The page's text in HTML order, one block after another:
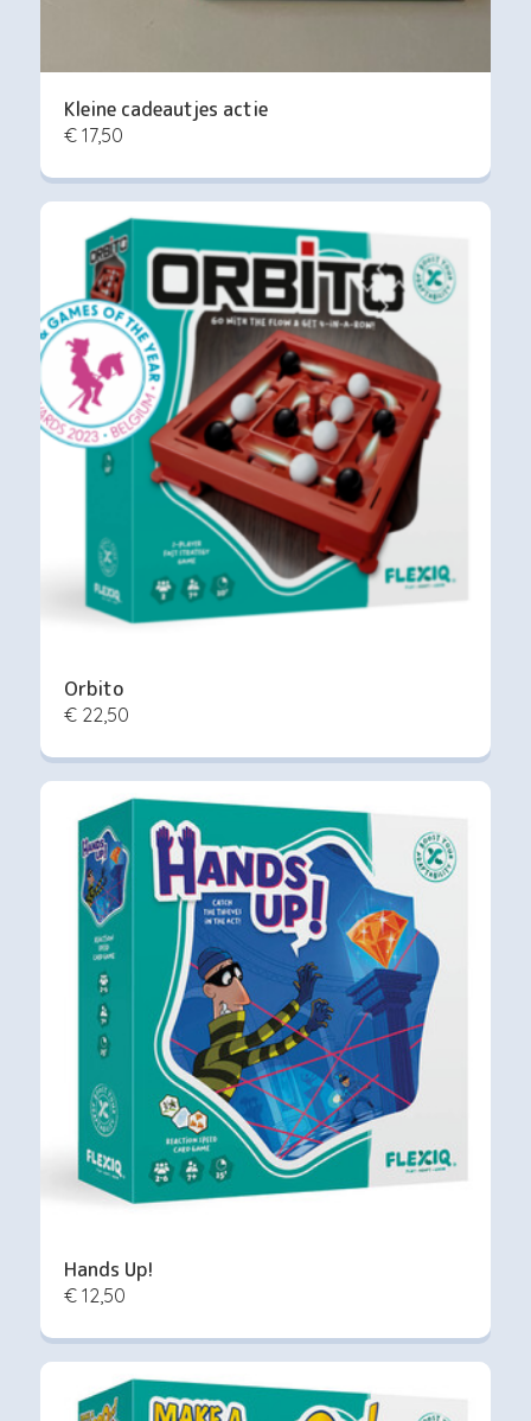
Kleine cadeautjes actie
€ 17,50
Orbito
€ 22,50
Hands Up!
€ 12,50